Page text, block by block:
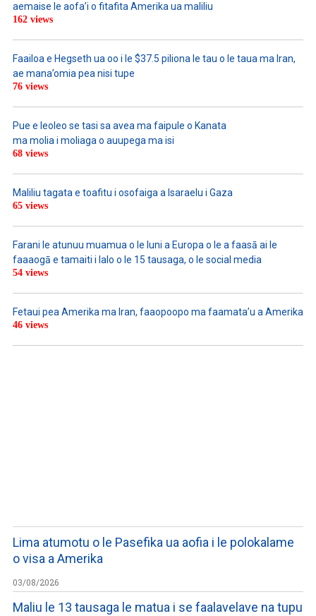
aemaise le aofa’i o fitafita Amerika ua maliliu
162 views
Faailoa e Hegseth ua oo i le $37.5 piliona le tau o le taua ma Iran,
ae mana’omia pea nisi tupe
76 views
Pue e leoleo se tasi sa avea ma faipule o Kanata
ma molia i moliaga o auupega ma isi
68 views
Maliliu tagata e toafitu i osofaiga a Isaraelu i Gaza
65 views
Farani le atunuu muamua o le Iuni a Europa o le a faasā ai le
faaaogā e tamaiti i lalo o le 15 tausaga, o le social media
54 views
Fetaui pea Amerika ma Iran, faaopoopo ma faamata’u a Amerika
46 views
Lima atumotu o le Pasefika ua aofia i le polokalame
o visa a Amerika
03/08/2026
Maliu le 13 tausaga le matua i se faalavelave na tupu